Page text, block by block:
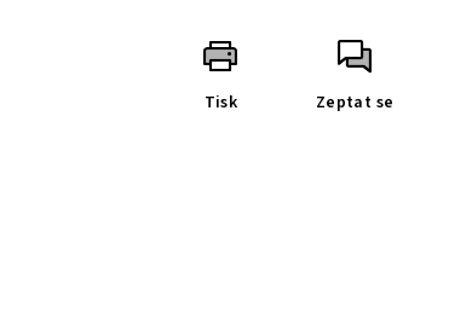
Tisk Zeptat se